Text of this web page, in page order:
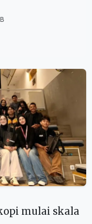
mulai skala